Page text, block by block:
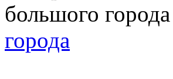
города